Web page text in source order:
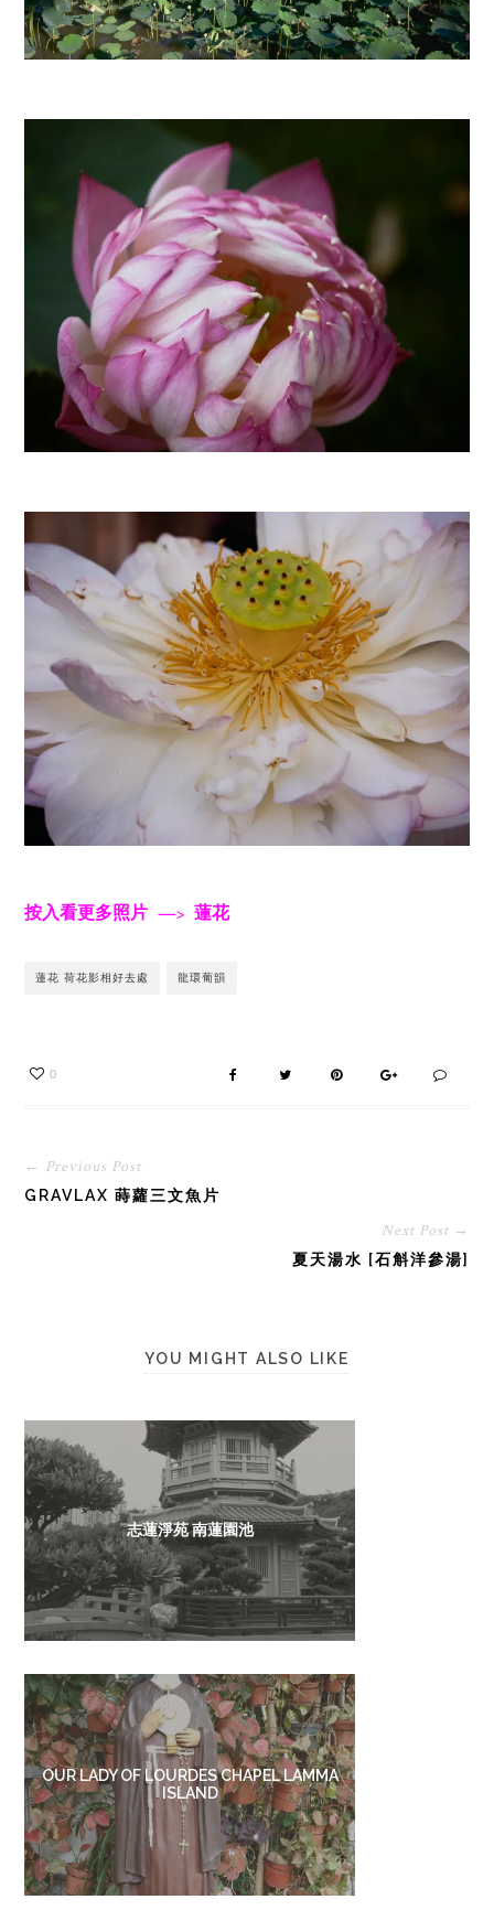
按入看更多照片 —> 蓮花
蓮花 荷花影相好去處 龍環葡韻
0
← Previous Post
GRAVLAX 蒔蘿三文魚片
Next Post →
夏天湯水 [石斛洋參湯]
YOU MIGHT ALSO LIKE
志蓮淨苑 南蓮園池
OUR LADY OF LOURDES CHAPEL LAMMA
ISLAND